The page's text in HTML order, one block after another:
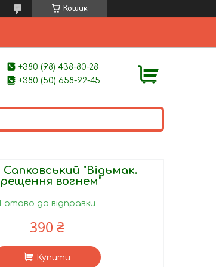
Кошик
+380 (98) 438-80-28
+380 (50) 658-92-45
"Відьмак.
вогнем"
Готово до відправки
390 ₴
Купити